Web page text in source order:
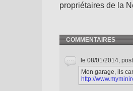
propriétaires de la
COMMENTAIRES
le 08/01/2014,
Mon garage, ils
http://